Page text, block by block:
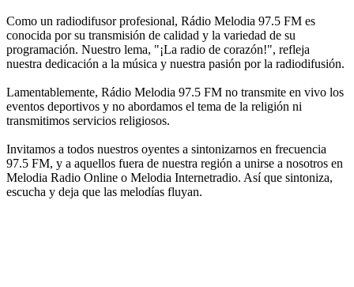
Como un radiodifusor profesional, Rádio Melodia 97.5 FM es
conocida por su transmisión de calidad y la variedad de su
programación. Nuestro lema, "¡La radio de corazón!", refleja
nuestra dedicación a la música y nuestra pasión por la radiodifusión.
Lamentablemente, Rádio Melodia 97.5 FM no transmite en vivo los
eventos deportivos y no abordamos el tema de la religión ni
transmitimos servicios religiosos.
Invitamos a todos nuestros oyentes a sintonizarnos en frecuencia
97.5 FM, y a aquellos fuera de nuestra región a unirse a nosotros en
Melodia Radio Online o Melodia Internetradio. Así que sintoniza,
escucha y deja que las melodías fluyan.